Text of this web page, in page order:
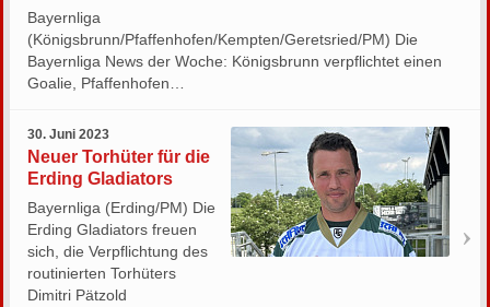
Bayernliga
(Königsbrunn/Pfaffenhofen/Kempten/Geretsried/PM) Die
Bayernliga News der Woche: Königsbrunn verpflichtet einen
Goalie, Pfaffenhofen…
30. Juni 2023
Neuer Torhüter für die
Erding Gladiators
Bayernliga (Erding/PM) Die
Erding Gladiators freuen
sich, die Verpflichtung des
routinierten Torhüters
Dimitri Pätzold